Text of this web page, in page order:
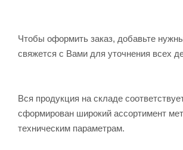
Чтобы оформить заказ, добавьте
свяжется с Вами для уточнения всех
Вся продукция на складе
сформирован широкий ассортимент
техническим параметрам.